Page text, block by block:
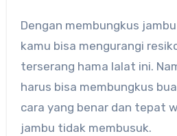
Dengan membungkus
kamu bisa mengurangi
terserang hama lalat ini.
harus bisa membungkus
cara yang benar dan tepat
jambu tidak membusuk.